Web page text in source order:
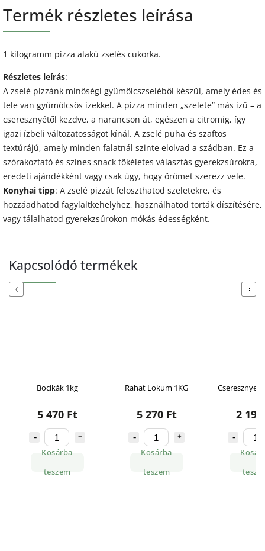
Termék részletes leírása
1 kilogramm pizza alakú zselés cukorka.
Részletes leírás:
A zselé pizzánk minőségi gyümölcszseléből készül, amely édes és
tele van gyümölcsös ízekkel. A pizza minden „szelete” más ízű – a
cseresznyétől kezdve, a narancson át, egészen a citromig, így
igazi ízbeli változatosságot kínál. A zselé puha és szaftos
textúrájú, amely minden falatnál szinte elolvad a szádban. Ez a
szórakoztató és színes snack tökéletes választás gyerekzsúrokra,
eredeti ajándékként vagy csak úgy, hogy örömet szerezz vele.
Konyhai tipp: A zselé pizzát feloszthatod szeletekre, és
hozzáadhatod fagylaltkehelyhez, használhatod torták díszítésére,
vagy tálalhatod gyerekzsúrokon mókás édességként.
Kapcsolódó termékek
Previous
Bocikák 1kg
5 470 Ft
Kosárba
teszem
Rahat Lokum 1KG
5 270 Ft
Kosárba
teszem
Cseresznye
2
Next